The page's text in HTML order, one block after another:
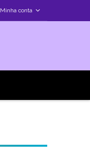
Minha conta